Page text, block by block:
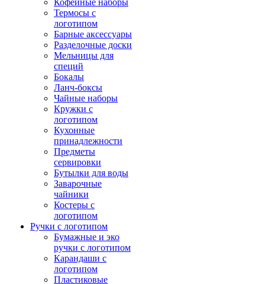
Кофейные наборы
Термосы с
логотипом
Барные аксессуары
Разделочные доски
Мельницы для
специй
Бокалы
Ланч-боксы
Чайные наборы
Кружки с
логотипом
Кухонные
принадлежности
Предметы
сервировки
Бутылки для воды
Заварочные
чайники
Костеры с
логотипом
Ручки с логотипом
Бумажные и эко
ручки с логотипом
Карандаши с
логотипом
Пластиковые